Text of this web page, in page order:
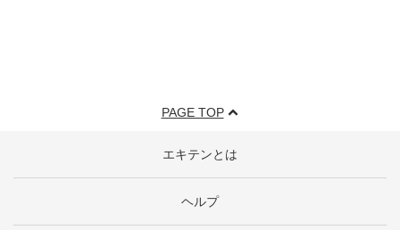
PAGE TOP
エキテンとは
ヘルプ